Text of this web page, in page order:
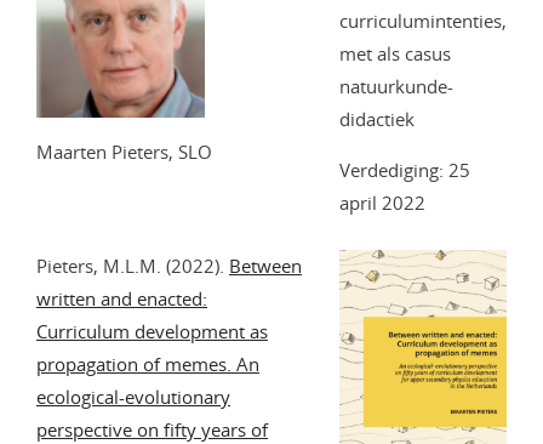
Maarten Pieters, SLO
curriculumintenties,
met als casus
natuurkunde-
didactiek
Verdediging: 25
april 2022
Pieters, M.L.M. (2022). Between
written and enacted:
Curriculum development as
propagation of memes. An
ecological-evolutionary
perspective on fifty years of